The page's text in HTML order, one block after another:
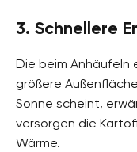
3. Schnellere
Die beim Anhäufeln
größere
Sonne scheint,
versorgen die
Wärme.